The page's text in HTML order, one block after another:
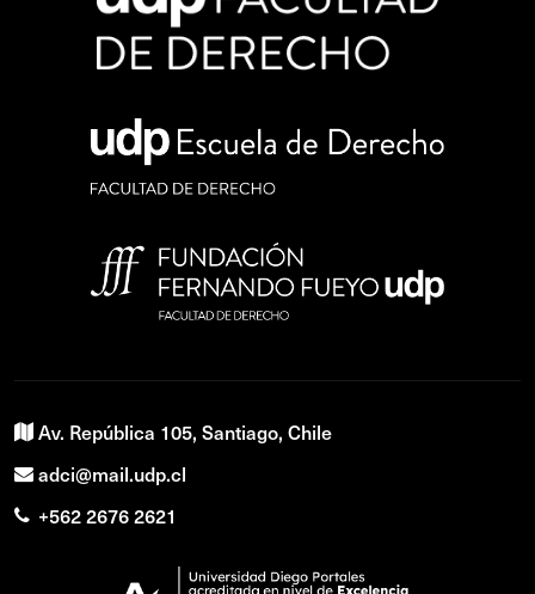
Av. República 105, Santiago, Chile
adci@mail.udp.cl
+562 2676 2621